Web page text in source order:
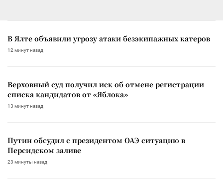
В Ялте объявили угрозу атаки безэкипажных катеров
12 минут назад
Верховный суд получил иск об отмене регистрации
списка кандидатов от «Яблока»
13 минут назад
Путин обсудил с президентом ОАЭ ситуацию в
Персидском заливе
23 минуты назад